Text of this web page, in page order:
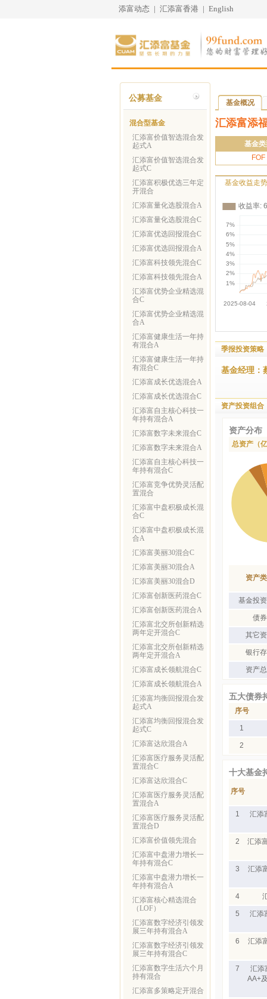
添富动态 | 汇添富香港 | English
公募基金
混合型基金
汇添富价值智选混合发
起式A
汇添富价值智选混合发
起式C
汇添富积极优选三年定
开混合
汇添富量化选股混合A
汇添富量化选股混合C
汇添富优选回报混合C
汇添富优选回报混合A
汇添富科技领先混合C
汇添富科技领先混合A
汇添富优势企业精选混
合C
汇添富优势企业精选混
合A
汇添富健康生活一年持
有混合A
汇添富健康生活一年持
有混合C
汇添富成长优选混合A
汇添富成长优选混合C
汇添富自主核心科技一
年持有混合A
汇添富数字未来混合C
汇添富数字未来混合A
汇添富自主核心科技一
年持有混合C
汇添富竞争优势灵活配
置混合
汇添富中盘积极成长混
合C
汇添富中盘积极成长混
合A
汇添富美丽30混合C
汇添富美丽30混合A
汇添富美丽30混合D
汇添富创新医药混合C
汇添富创新医药混合A
汇添富北交所创新精选
两年定开混合C
汇添富北交所创新精选
两年定开混合A
汇添富成长领航混合C
汇添富成长领航混合A
汇添富均衡回报混合发
起式A
汇添富均衡回报混合发
起式C
汇添富达欣混合A
汇添富医疗服务灵活配
置混合C
汇添富达欣混合C
汇添富医疗服务灵活配
置混合A
汇添富医疗服务灵活配
置混合D
汇添富价值领先混合
汇添富中盘潜力增长一
年持有混合C
汇添富中盘潜力增长一
年持有混合A
汇添富核心精选混合
（LOF）
汇添富数字经济引领发
展三年持有混合A
汇添富数字经济引领发
展三年持有混合C
汇添富数字生活六个月
持有混合
汇添富多策略定开混合
基金概况
汇添富添
基金类
FOF
基金收益走
季报投资策略
基金经理：
资产投资组合
资产分布
总资产（
资产
基金投
债券
其它
银行
资产
五大债券
序号
1
2
十大基金
序号
1 汇添
2 汇添
3 汇添
4
5 汇添
6 汇添
7
汇添
AA+